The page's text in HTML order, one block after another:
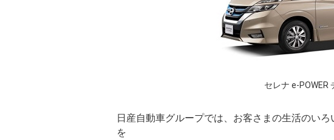
セレナ e-POWER
日産自動車グループでは、お客さまの生活のい
を